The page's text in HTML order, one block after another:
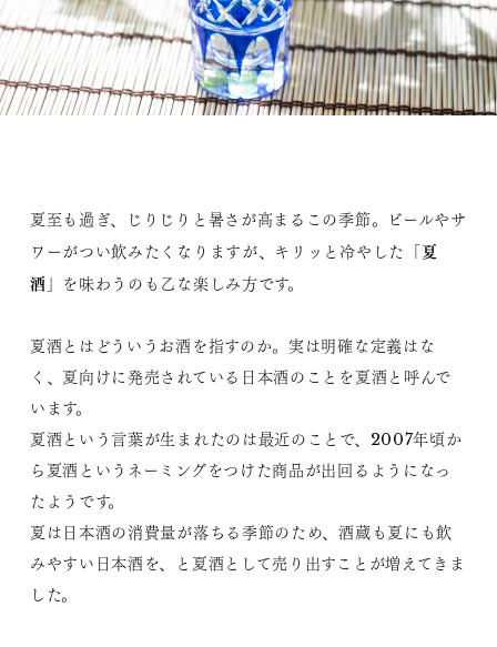
夏至も過ぎ、じりじりと暑さが高まるこの季節。ビールやサ
ワーがつい飲みたくなりますが、キリッと冷やした「夏
酒 」を味わうのも乙な楽しみ方です。
夏酒とはどういうお酒を指すのか。実は明確な定義はな
く、夏向けに発売されている日本酒のことを夏酒と呼んで
います。
夏酒という言葉が生まれたのは最近のことで、2007年頃か
ら夏酒というネーミングをつけた商品が出回るようになっ
たようです。
夏は日本酒の消費量が落ちる季節のため、酒蔵も夏にも飲
みやすい日本酒を、と夏酒として売り出すことが増えてきま
した。